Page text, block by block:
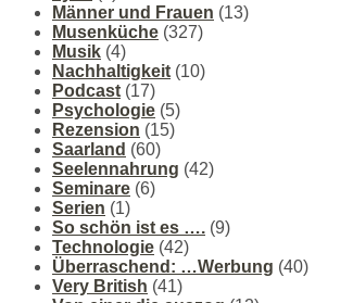
Männer und Frauen (13)
Musenküche (327)
Musik (4)
Nachhaltigkeit (10)
Podcast (17)
Psychologie (5)
Rezension (15)
Saarland (60)
Seelennahrung (42)
Seminare (6)
Serien (1)
So schön ist es …. (9)
Technologie (42)
Überraschend: …Werbung (40)
Very British (41)